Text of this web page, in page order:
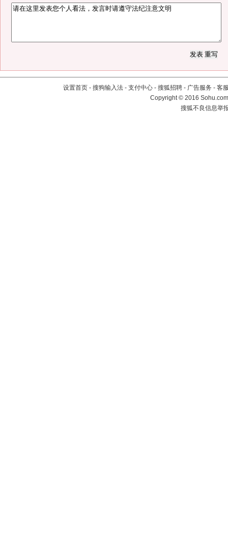
设置首页 - 搜狗输入法 - 支付中心 - 搜狐招聘 - 广告服务 - 客
Copyright©2016
搜狐不良信息举